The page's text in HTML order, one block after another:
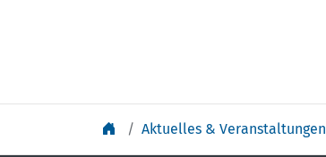
Aktuelles & Veranstaltungen